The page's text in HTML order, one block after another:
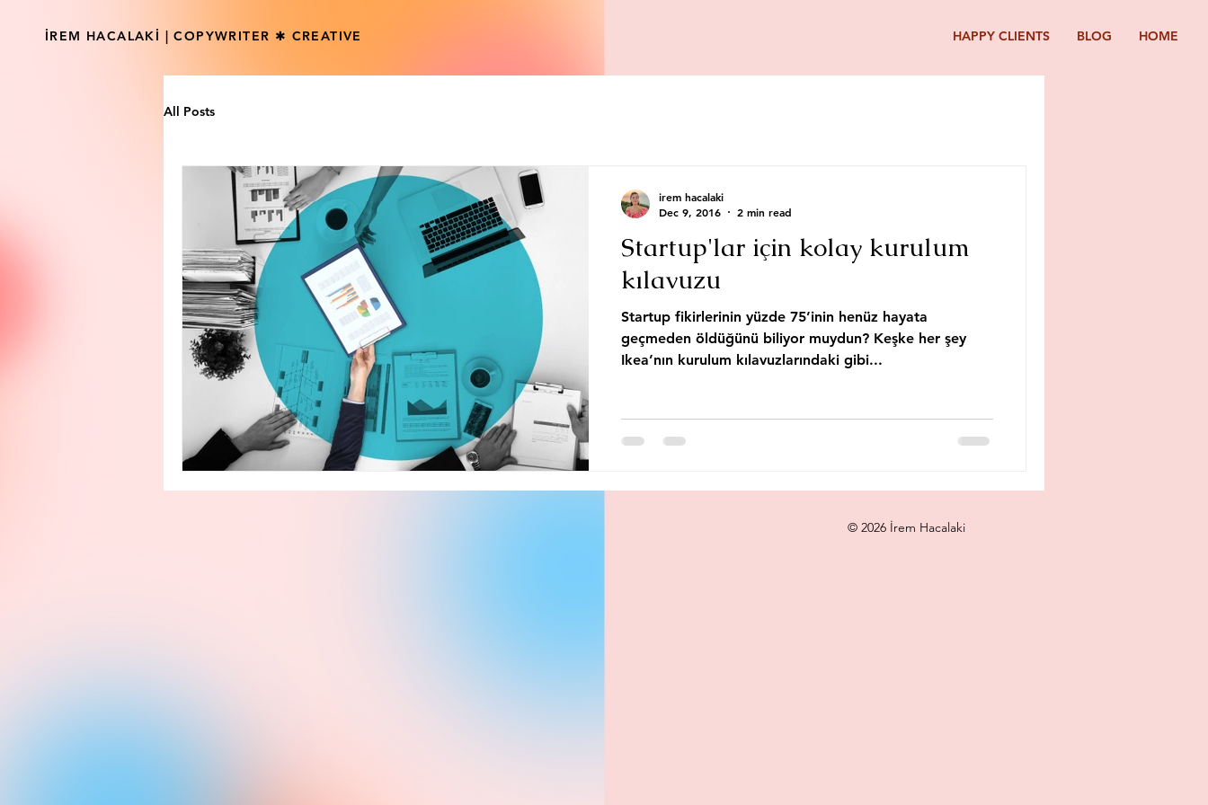
İREM HACALAKİ | COPYWRITER ✱ CREATIVE HAPPY CLIENTS BLOG HOME
All Posts
Startup'lar için kolay kurulum
kılavuzu
Startup fikirlerinin yüzde 75’inin henüz hayata
geçmeden öldüğünü biliyor muydun? Keşke her şey
Ikea’nın kurulum kılavuzlarındaki gibi...
irem hacalaki
Dec 9, 2016
2 min read
© 2026 İrem Hacalaki